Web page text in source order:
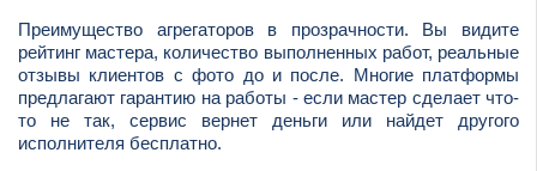
Преимущество агрегаторов в прозрачности. Вы видите
рейтинг мастера, количество выполненных работ, реальные
отзывы клиентов с фото до и после. Многие платформы
предлагают гарантию на работы - если мастер сделает что-
то не так, сервис вернет деньги или найдет другого
исполнителя бесплатно.